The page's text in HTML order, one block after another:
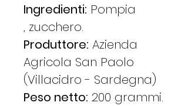
Ingredienti: Pompia
, zucchero.
Produttore: Azienda
Agricola San Paolo
(Villacidro - Sardegna)
Peso netto: 200 grammi.